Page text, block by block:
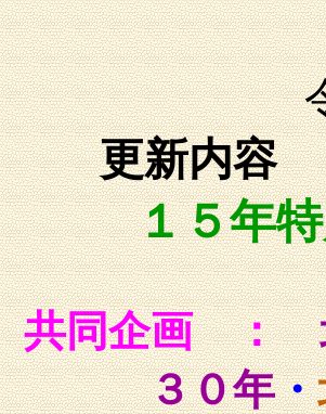
更新内容
１５年
共同企画 ：
３０年・